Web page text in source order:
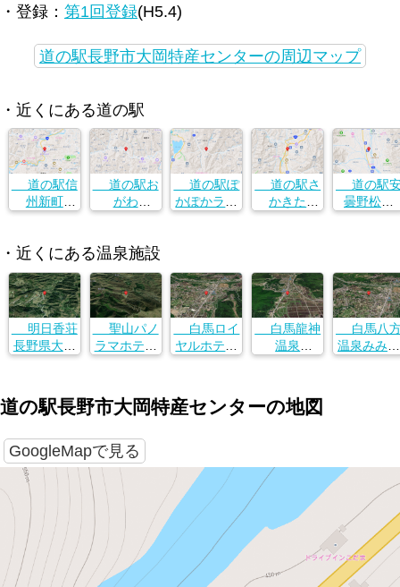
・登録： 第1回登録(H5.4)
道の駅長野市大岡特産センターの周辺マップ
・近くにある道の駅
道の駅信
州新町
5-1
道の駅お
がわ
5-1
道の駅ぽ
かぽかラン
5-1
道の駅さ
かきた
道の駅
曇野松川
・近くにある温泉施設
明日香荘
長野県大町
聖山パノ
ラマホテル
４０２−１
白馬ロイ
ヤルホテル
大字北城白
馬町２３１
白馬龍神
温泉
神城21396
白馬八
温泉みみず
道の駅長野市大岡特産センターの地図
GoogleMapで見る